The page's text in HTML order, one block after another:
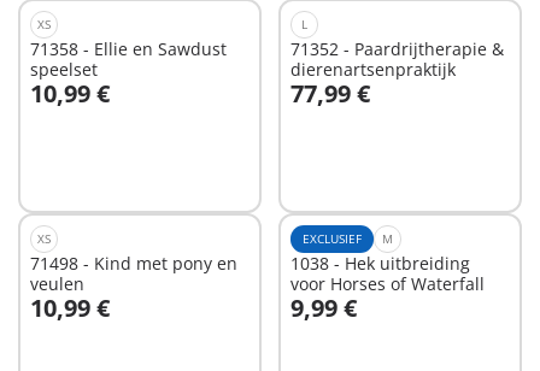
XS
71358 - Ellie en Sawdust
speelset
10,99 €
In winkelwagen
L
71352 - Paardrijtherapie &
dierenartsenpraktijk
77,99 €
In winkelwagen
XS
71498 - Kind met pony en
veulen
10,99 €
In winkelwagen
EXCLUSIEF M
1038 - Hek uitbreiding
voor Horses of Waterfall
9,99 €
In winkelwagen